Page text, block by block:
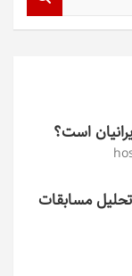
است؟
مسابقات